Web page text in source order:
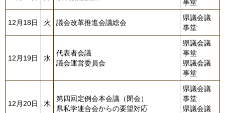
事堂
12月18日 火 議会改革推進会議総会
県議会議
事堂
12月19日 水
代表者会議
議会運営委員会
県議会議
事堂
県議会議
事堂
12月20日 木
第四回定例会本会議（閉会）
県私学連合会からの要望対応
県議会議
事堂
県議会議